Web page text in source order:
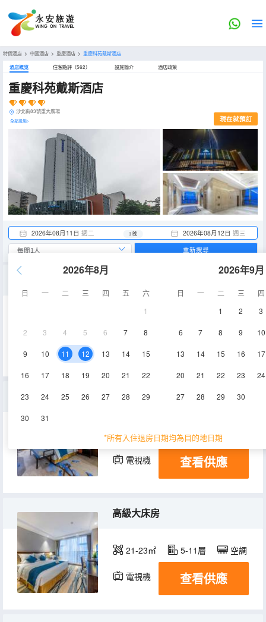
特價酒店 > 中國酒店 > 重慶酒店 > 重慶科苑戴斯酒店
酒店概览 住客點評（562） 設施簡介 酒店政策
重慶科苑戴斯酒店
沙北街83號重大廣場
全部設施> 現在就預訂
2026年08月11日 週二 2026年08月12日 週三
1 晚
2026年8月
日 一 二 三 四 五
六
1
2 3 4 5 6 7 8
9 10 11 12 13 14 15
16 17 18 19 20 21 22
23 24 25 26 27 28 29
30 31
2026年9月
日 一 二 三
四
1
2 3
6 7 8 9 10
13 14 15 16 17
20 21 22 23 24
27 28 29 30
*所有入住退房日期均為目的地日期
重新搜尋
空調
商務套房
44㎡ 12-17層
電視機 冰箱
查看供應
高級大床房
21-23㎡ 5-11層 空調
電視機 查看供應